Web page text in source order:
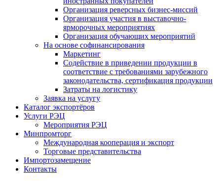
Организация реверсных бизнес-миссий
Организация участия в выставочно-
ярморочных мероприятиях
Организация обучающих мероприятий
На основе софинансирования
Маркетинг
Содействие в приведении продукции в
соответствие с требованиями зарубежного
законодательства, сертификация продукции
Затраты на логистику
Заявка на услугу
Каталог экспортёров
Услуги РЭЦ
Мероприятия РЭЦ
Минпромторг
Международная кооперация и экспорт
Торговые представительства
Импортозамещение
Контакты